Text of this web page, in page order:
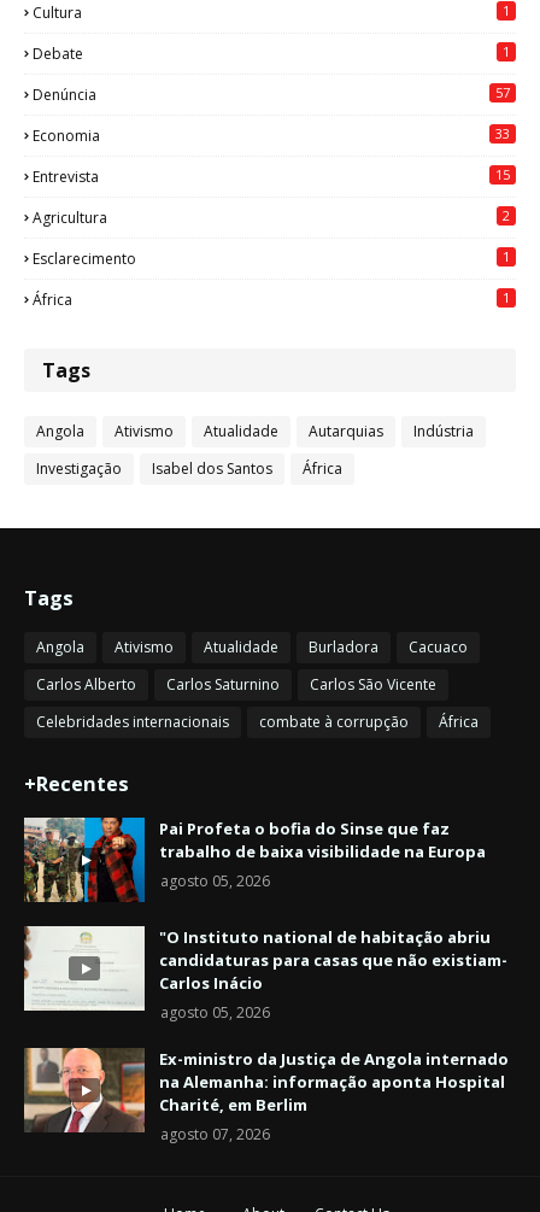
Cultura 1
Debate 1
Denúncia 57
Economia 33
Entrevista 15
Agricultura 2
Esclarecimento 1
África 1
Tags
Angola Ativismo Atualidade Autarquias
Indústria
Investigação
Isabel dos Santos África
Tags
Angola Ativismo Atualidade Burladora
Cacuaco
Carlos Alberto
Carlos Saturnino
Carlos São Vicente
Celebridades internacionais
combate à corrupção África
+Recentes
Pai Profeta o bofia do Sinse que faz
trabalho de baixa visibilidade na Europa
agosto 05, 2026
"O Instituto national de habitação abriu
candidaturas para casas que não existiam-
Carlos Inácio
agosto 05, 2026
Ex-ministro da Justiça de Angola internado
na Alemanha: informação aponta Hospital
Charité, em Berlim
agosto 07, 2026